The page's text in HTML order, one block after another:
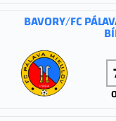
BAVORY/FC